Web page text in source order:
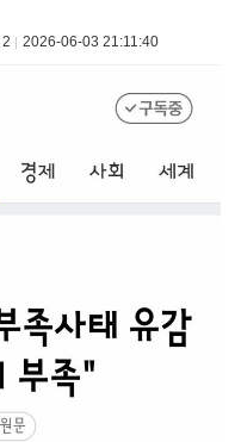
2 2026-06-03 21:11:40